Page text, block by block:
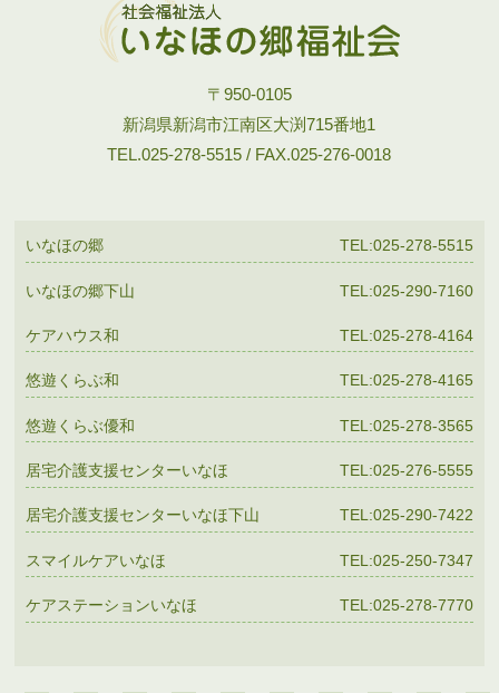
〒950-0105
新潟県新潟市江南区大渕715番地1
TEL.025-278-5515 / FAX.025-276-0018
いなほの郷 TEL:025-278-5515
いなほの郷下山 TEL:025-290-7160
ケアハウス和 TEL:025-278-4164
悠遊くらぶ和 TEL:025-278-4165
悠遊くらぶ優和 TEL:025-278-3565
居宅介護支援センターいなほ TEL:025-276-5555
居宅介護支援センターいなほ下山 TEL:025-290-7422
スマイルケアいなほ TEL:025-250-7347
ケアステーションいなほ TEL:025-278-7770